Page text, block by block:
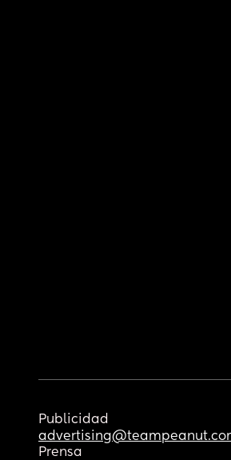
Publicidad
Prensa